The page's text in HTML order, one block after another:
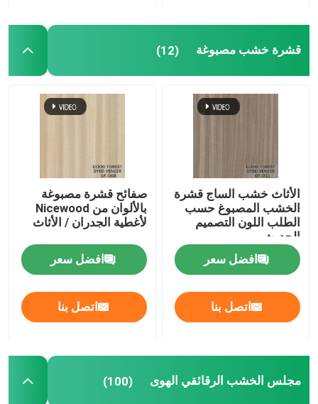
قشرة خشب مصبوغة (12)
الأثاث خشب الساج قشرة
الخشب المصبوغ حسب
الطلب اللون التصميم
الحديث
افضل سعر
اتصل بنا
صفائح قشرة مصبوغة
بالألوان من Nicewood
لأغطية الجدران / الأثاث
افضل سعر
اتصل بنا
مجلس الخشب الرقائقي الهوى (100)